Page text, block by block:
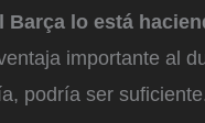
lo está
importante al
podría ser